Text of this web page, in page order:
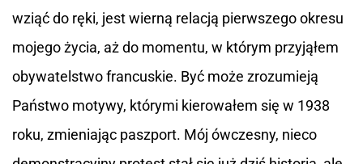
wziąć do ręki, jest wierną relacją pierwszego okresu
mojego życia, aż do momentu, w którym przyjąłem
obywatelstwo francuskie. Być może zrozumieją
Państwo motywy, którymi kierowałem się w 1938
roku, zmieniając paszport. Mój ówczesny, nieco